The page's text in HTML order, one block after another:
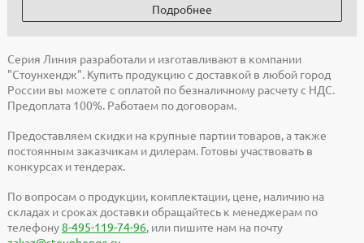
Подробнее
Серия Линия разработали и изготавливают в компании
"Стоунхендж". Купить продукцию с доставкой в любой город
России вы можете с оплатой по безналичному расчету с НДС.
Предоплата 100%. Работаем по договорам.
Предоставляем скидки на крупные партии товаров, а также
постоянным заказчикам и дилерам. Готовы участвовать в
конкурсах и тендерах.
По вопросам о продукции, комплектации, цене, наличию на
складах и сроках доставки обращайтесь к менеджерам по
телефону8-495-119-74-96, или пишите нам на почту